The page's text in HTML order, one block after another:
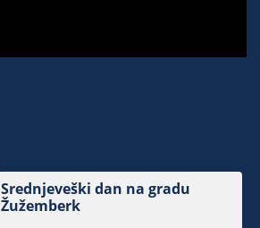
Srednjeveški dan na gradu
Žužemberk